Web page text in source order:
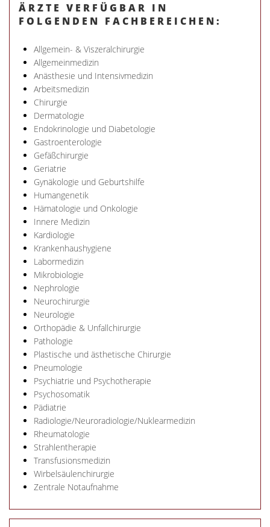
ÄRZTE VERFÜGBAR IN
FOLGENDEN FACHBEREICHEN:
Allgemein- & Viszeralchirurgie
Allgemeinmedizin
Anästhesie und Intensivmedizin
Arbeitsmedizin
Chirurgie
Dermatologie
Endokrinologie und Diabetologie
Gastroenterologie
Gefäßchirurgie
Geriatrie
Gynäkologie und Geburtshilfe
Humangenetik
Hämatologie und Onkologie
Innere Medizin
Kardiologie
Krankenhaushygiene
Labormedizin
Mikrobiologie
Nephrologie
Neurochirurgie
Neurologie
Orthopädie & Unfallchirurgie
Pathologie
Plastische und ästhetische Chirurgie
Pneumologie
Psychiatrie und Psychotherapie
Psychosomatik
Pädiatrie
Radiologie/Neuroradiologie/Nuklearmedizin
Rheumatologie
Strahlentherapie
Transfusionsmedizin
Wirbelsäulenchirurgie
Zentrale Notaufnahme